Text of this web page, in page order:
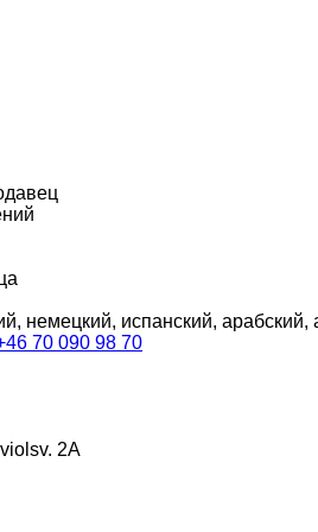
немецкий, испанский, арабский,
70 090 98 70
2A